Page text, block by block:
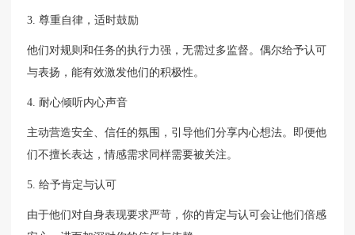
3. 尊重自律，适时鼓励
他们对规则和任务的执行力强，无需过多监督。偶尔给予认可
与表扬，能有效激发他们的积极性。
4. 耐心倾听内心声音
主动营造安全、信任的氛围，引导他们分享内心想法。即便他
们不擅长表达，情感需求同样需要被关注。
5. 给予肯定与认可
由于他们对自身表现要求严苛，你的肯定与认可会让他们倍感